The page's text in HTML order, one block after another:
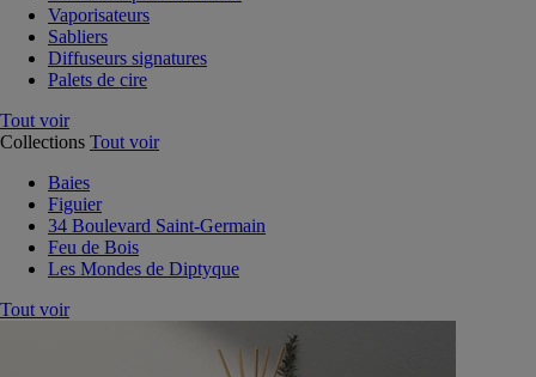
Vaporisateurs
Sabliers
Diffuseurs signatures
Palets de cire
Tout voir
Collections Tout voir
Baies
Figuier
34 Boulevard Saint-Germain
Feu de Bois
Les Mondes de Diptyque
Tout voir